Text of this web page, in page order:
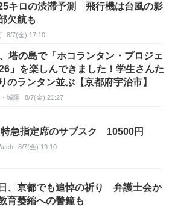
キロの渋滞予測 飛行機は台風の影
欠航も
8/7(金) 17:10
塔の島で「ホコランタン・プロジェ
」を楽しんできました！学生さんた
のランタン並ぶ【京都府宇治市】
城陽 8/7(金) 21:27
急指定席のサブスク 10500円
8/7(金) 19:10
、京都でも追悼の祈り 弁護士会か
育萎縮への警鐘も